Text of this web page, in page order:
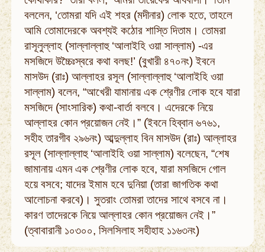
বললেন, ‘তোমরা যদি এই শহর (মদীনার) লোক হতে, তাহলে
আমি তোমাদেরকে অবশ্যই কঠোর শাস্তি দিতাম। তোমরা
রাসূলুল্লাহ (সাল্লাল্লাহু ‘আলাইহি ওয়া সাল্লাম) -এর
মসজিদে উচ্চৈঃস্বরে কথা বলছ!’ (বুখারী ৪৭০নং) ইবনে
মাসউদ (রাঃ) আল্লাহর রসূল (সাল্লাল্লাহু ‘আলাইহি ওয়া
সাল্লাম) বলেন, “আখেরী যামানায় এক শ্রেণীর লোক হবে যারা
মসজিদে (সাংসারিক) কথা-বার্তা বলবে। এদেরকে নিয়ে
আল্লাহর কোন প্রয়োজন নেই।” (ইবনে হিব্বান ৬৭৬১,
সহীহ তারগীব ২৯৬নং) আব্দুল্লাহ বিন মাসউদ (রাঃ) আল্লাহর
রসূল (সাল্লাল্লাহু ‘আলাইহি ওয়া সাল্লাম) বলেছেন, “শেষ
জামানায় এমন এক শ্রেণীর লোক হবে, যারা মসজিদে গোল
হয়ে বসবে; যাদের ইমাম হবে দুনিয়া (তারা জাগতিক কথা
আলোচনা করবে)। সুতরাং তোমরা তাদের সাথে বসবে না।
কারণ তাদেরকে নিয়ে আল্লাহর কোন প্রয়োজন নেই।”
(ত্বাবারানী ১০৩০০, সিলসিলাহ সহীহাহ ১১৬৩নং)